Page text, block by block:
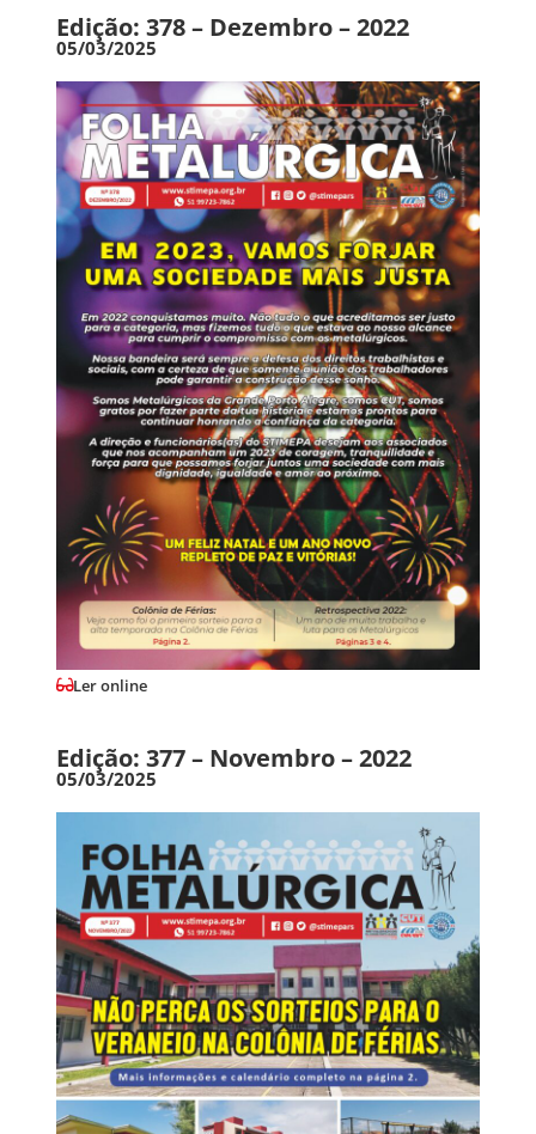
Edição: 378 – Dezembro – 2022
05/03/2025
Ler online
Edição: 377 – Novembro – 2022
05/03/2025